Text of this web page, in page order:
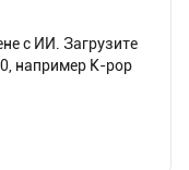
с ИИ. Загрузите
например K-pop